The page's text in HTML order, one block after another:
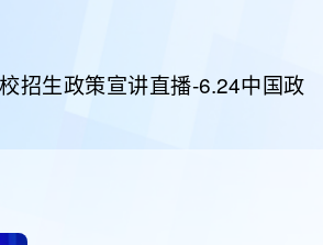
招生政策宣讲直播-6.24中国政